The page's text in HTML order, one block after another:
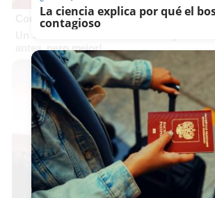
Corepunk MMORPG
Un verdadero MMORPG de la vieja
antes, pero mejor!
La ciencia explica por qué el
contagioso